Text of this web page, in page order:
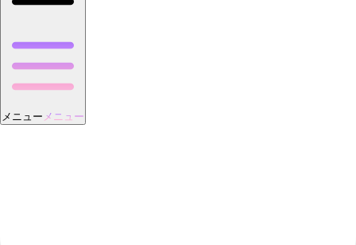
メニュー メニュー